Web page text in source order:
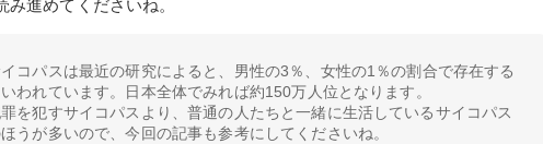
進めてくださいね。
コパスは最近の研究によると、男性の3％、女性の1％の割合で存在する
いわれています。日本全体でみれば約150万人位となります。
を犯すサイコパスより、普通の人たちと一緒に生活しているサイコパス
うが多いので、今回の記事も参考にしてくださいね。